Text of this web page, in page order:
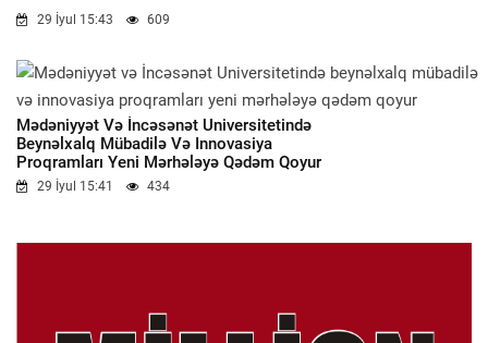
29 İyul 15:43 609
Mədəniyyət Və İncəsənət Universitetində
Beynəlxalq Mübadilə Və Innovasiya
Proqramları Yeni Mərhələyə Qədəm Qoyur
29 İyul 15:41 434